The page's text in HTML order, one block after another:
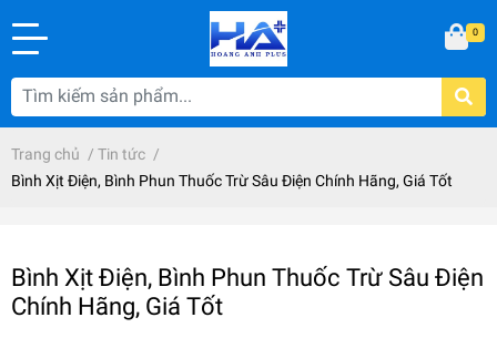
0
Trang chủ / Tin tức /
Bình Xịt Điện, Bình Phun Thuốc Trừ Sâu Điện Chính Hãng, Giá Tốt
Bình Xịt Điện, Bình Phun Thuốc Trừ Sâu Điện
Chính Hãng, Giá Tốt